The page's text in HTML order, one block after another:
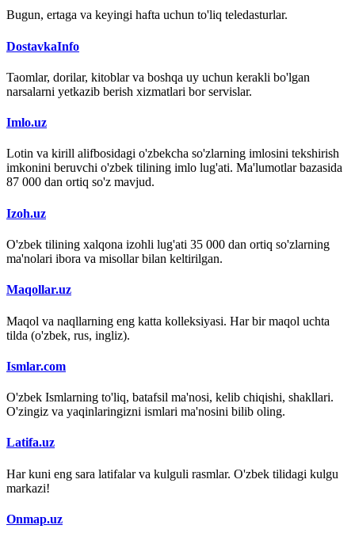
Bugun, ertaga va keyingi hafta uchun to'liq teledasturlar.
DostavkaInfo
Taomlar, dorilar, kitoblar va boshqa uy uchun kerakli bo'lgan
narsalarni yetkazib berish xizmatlari bor servislar.
Imlo.uz
Lotin va kirill alifbosidagi o'zbekcha so'zlarning imlosini tekshirish
imkonini beruvchi o'zbek tilining imlo lug'ati. Ma'lumotlar bazasida
87 000 dan ortiq so'z mavjud.
Izoh.uz
O'zbek tilining xalqona izohli lug'ati 35 000 dan ortiq so'zlarning
ma'nolari ibora va misollar bilan keltirilgan.
Maqollar.uz
Maqol va naqllarning eng katta kolleksiyasi. Har bir maqol uchta
tilda (o'zbek, rus, ingliz).
Ismlar.com
O'zbek Ismlarning to'liq, batafsil ma'nosi, kelib chiqishi, shakllari.
O'zingiz va yaqinlaringizni ismlari ma'nosini bilib oling.
Latifa.uz
Har kuni eng sara latifalar va kulguli rasmlar. O'zbek tilidagi kulgu
markazi!
Onmap.uz